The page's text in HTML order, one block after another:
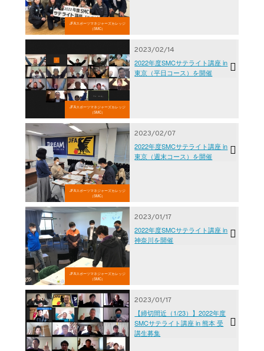
JFAスポーツマネジャーズカレッジ
（SMC）
JFAスポーツマネジャーズカレッジ
（SMC）
2023/02/14
2022年度SMCサテライト講座 in
東京（平日コース）を開催
JFAスポーツマネジャーズカレッジ
（SMC）
2023/02/07
2022年度SMCサテライト講座 in
東京（週末コース）を開催
JFAスポーツマネジャーズカレッジ
（SMC）
2023/01/17
2022年度SMCサテライト講座 in
神奈川を開催
2023/01/17
【締切間近（1/23）】2022年度
SMCサテライト講座 in 熊本 受
講生募集